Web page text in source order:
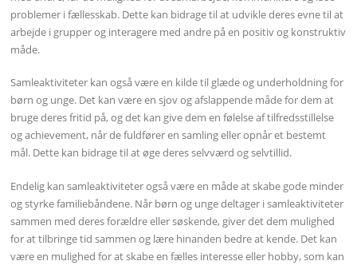
problemer i fællesskab. Dette kan bidrage til at udvikle deres evne til at
arbejde i grupper og interagere med andre på en positiv og konstruktiv
måde.
Samleaktiviteter kan også være en kilde til glæde og underholdning for
børn og unge. Det kan være en sjov og afslappende måde for dem at
bruge deres fritid på, og det kan give dem en følelse af tilfredsstillelse
og achievement, når de fuldfører en samling eller opnår et bestemt
mål. Dette kan bidrage til at øge deres selvværd og selvtillid.
Endelig kan samleaktiviteter også være en måde at skabe gode minder
og styrke familiebåndene. Når børn og unge deltager i samleaktiviteter
sammen med deres forældre eller søskende, giver det dem mulighed
for at tilbringe tid sammen og lære hinanden bedre at kende. Det kan
være en mulighed for at skabe en fælles interesse eller hobby, som kan